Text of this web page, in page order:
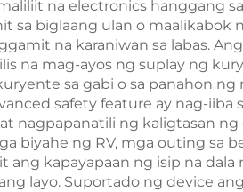
na electronics hanggang
sa biglaang ulan o maalikabok
na karaniwan sa labas.
na mag-ayos ng suplay ng
sa gabi o sa panahon
safety feature ay nag-
nagpapanatili ng kaligtasan
biyahe ng RV, mga outing sa
kapayapaan ng isip na
layo. Suportado ng device